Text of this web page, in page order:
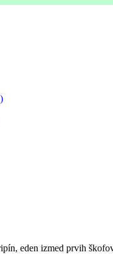
eden izmed prvih